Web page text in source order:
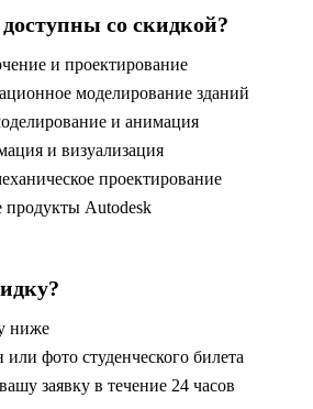
со скидкой?
и проектирование
моделирование зданий
и анимация
и визуализация
проектирование
Autodesk
ниже
фото студенческого билета
заявку в течение 24 часов